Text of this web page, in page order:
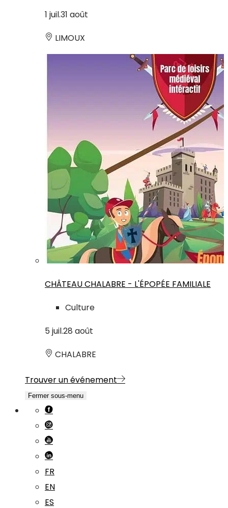
1 juil.31 août
LIMOUX
CHÂTEAU CHALABRE - L'ÉPOPÉE FAMILIALE
Culture
5 juil.28 août
CHALABRE
Trouver un événement
Fermer sous-menu
FR
EN
ES